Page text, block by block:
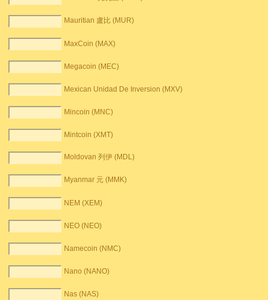
Mauritian 盧比 (MUR)
MaxCoin (MAX)
Megacoin (MEC)
Mexican Unidad De Inversion (MXV)
Mincoin (MNC)
Mintcoin (XMT)
Moldovan 列伊 (MDL)
Myanmar 元 (MMK)
NEM (XEM)
NEO (NEO)
Namecoin (NMC)
Nano (NANO)
Nas (NAS)